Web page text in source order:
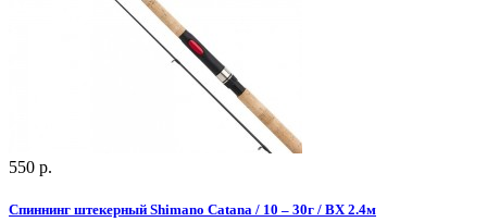
550 р.
Спиннинг штекерный Shimano Catana / 10 – 30г / BX 2.4м